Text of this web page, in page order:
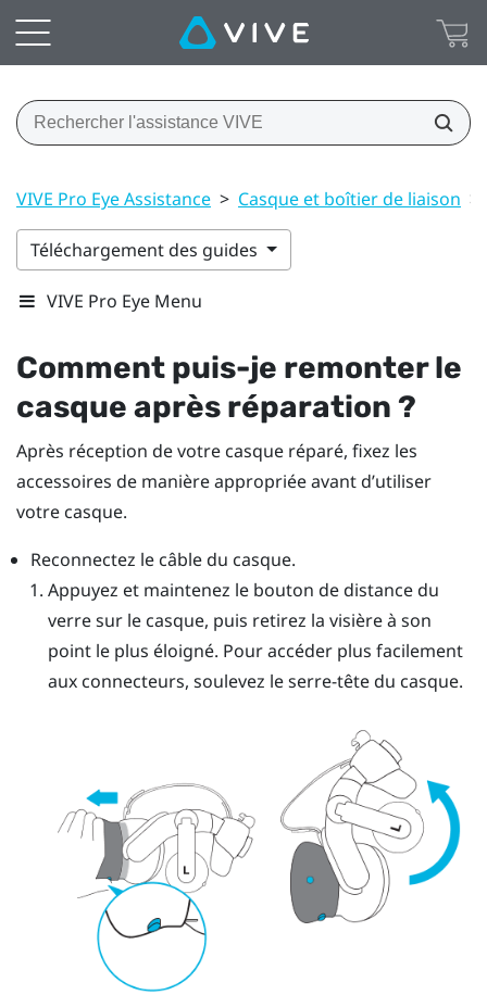
VIVE Pro Eye Assistance > Casque et boîtier de liaison >
Téléchargement des guides
VIVE Pro Eye Menu
Comment puis-je remonter le
casque après réparation ?
Après réception de votre casque réparé, fixez les
accessoires de manière appropriée avant d’utiliser
votre casque.
Reconnectez le câble du casque.
Appuyez et maintenez le bouton de distance du
verre sur le casque, puis retirez la visière à son
point le plus éloigné. Pour accéder plus facilement
aux connecteurs, soulevez le serre-tête du casque.